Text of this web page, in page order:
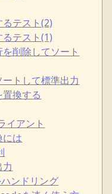
テスト(2)
テスト(1)
削除してソート
トして標準出力
換する
アント
は
ンドリング